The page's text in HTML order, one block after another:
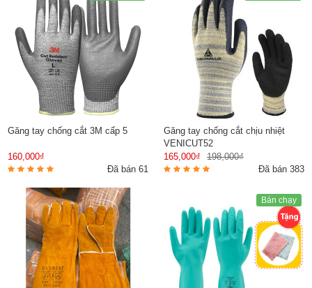
Găng tay chống cắt 3M cấp 5
160,000₫
Đã bán 61
Găng tay chống cắt chịu nhiệt
VENICUT52
165,000₫
198,000₫
Đã bán 383
Bán chạy